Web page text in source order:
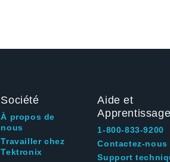
Société
À propos de
nous
Travailler chez
Tektronix
Aide et
Apprentissage
1-800-833-9200
Contactez-nous
Support